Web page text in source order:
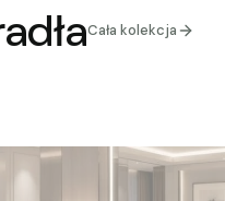
Cała kolekcja